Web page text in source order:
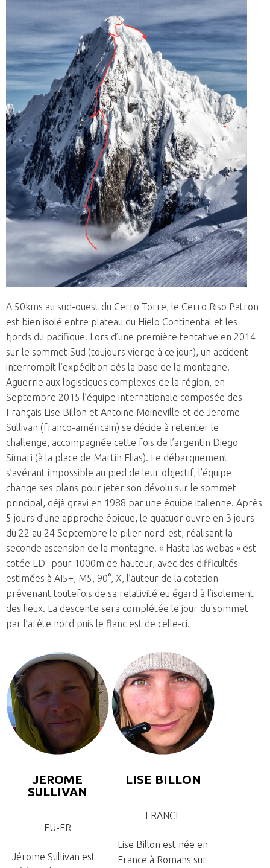
A 50kms au sud-ouest du Cerro Torre, le Cerro Riso Patron
est bien isolé entre plateau du Hielo Continental et les
fjords du pacifique. Lors d’une première tentative en 2014
sur le sommet Sud (toujours vierge à ce jour), un accident
interrompit l’expédition dès la base de la montagne.
Aguerrie aux logistiques complexes de la région, en
Septembre 2015 l’équipe internationale composée des
Français Lise Billon et Antoine Moineville et de Jerome
Sullivan (franco-américain) se décide à retenter le
challenge, accompagnée cette fois de l’argentin Diego
Simari (à la place de Martin Elias). Le débarquement
s’avérant impossible au pied de leur objectif, l’équipe
change ses plans pour jeter son dévolu sur le sommet
principal, déjà gravi en 1988 par une équipe italienne. Après
5 jours d’une approche épique, le quatuor ouvre en 3 jours
du 22 au 24 Septembre le pilier nord-est, réalisant la
seconde ascension de la montagne. « Hasta las webas » est
cotée ED- pour 1000m de hauteur, avec des difficultés
estimées à AI5+, M5, 90°, X, l’auteur de la cotation
prévenant toutefois de sa relativité eu égard à l’isolement
des lieux. La descente sera complétée le jour du sommet
par l’arête nord puis le flanc est de celle-ci.
JEROME
SULLIVAN
EU-FR
Jérome Sullivan est
LISE BILLON
FRANCE
Lise Billon est née en
France à Romans sur